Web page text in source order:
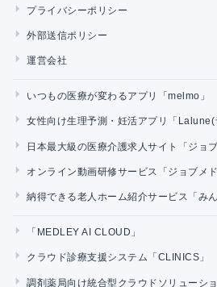
プライバシーポリシー
外部送信ポリシー
運営会社
いつもの医療が変わるアプリ「melmo」
女性向け生理予測・妊活アプリ「Lalune(
日本最大級の医療介護求人サイト「ジョブ
オンライン動画研修サービス「ジョブメ
納得できる老人ホーム紹介サービス「みん
「MEDLEY AI CLOUD」
クラウド診療支援システム「CLINICS」
調剤薬局向け統合型クラウドソリューシ